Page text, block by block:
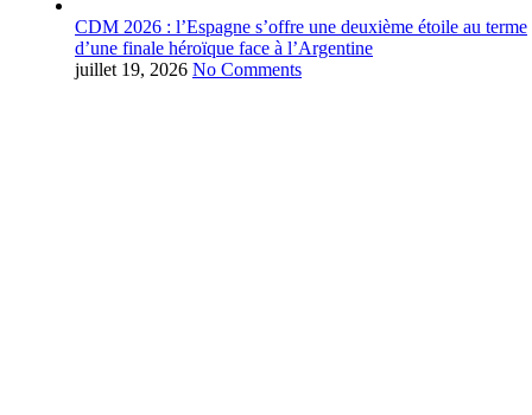
CDM 2026 : l’Espagne s’offre une deuxième étoile au terme
d’une finale héroïque face à l’Argentine
juillet 19, 2026 No Comments